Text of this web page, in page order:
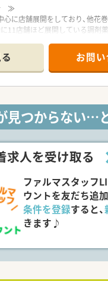
≫
心に店舗展開をしており、他花
11店舗ほど展開している調剤薬
ています。
転居を伴う異動がないので腰を
！
休暇にできるリフレッシュ休暇
育休の取得実績もございます。
るよう、育休復帰などのバック
が考えています。
みたい方にもオススメです！
≫
科、外科をはじめ複数科目ご経
す♪
ており、地域に根差した医療貢
お問
見つからない…
求人を受け取る
ファルマスタッフ
ウントを友だち追
条件を登録すると、
きます♪